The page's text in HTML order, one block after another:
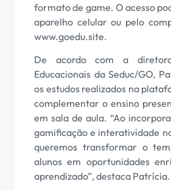
formato de game. O acesso
aparelho celular ou pelo
www.goedu.site.
De acordo com a
Educacionais da Seduc/GO,
os estudos realizados na
complementar o ensino
em sala de aula. “Ao
gamificação e interatividade
queremos transformar o
alunos em oportunidades
aprendizado”, destaca Patrícia.